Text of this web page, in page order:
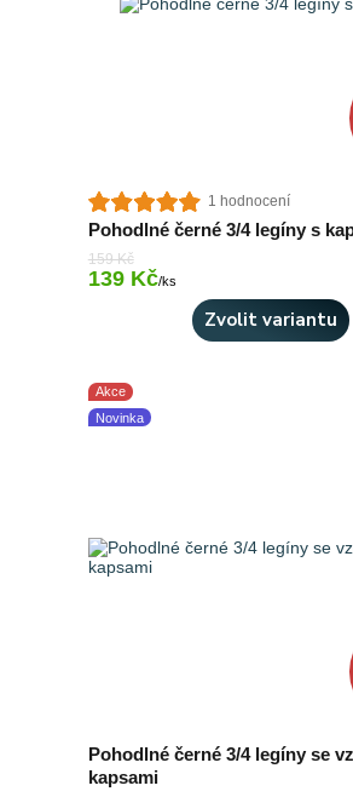
1 hodnocení
Pohodlné černé 3/4 legíny s
159 Kč
139 Kč/ks
Zvolit variantu
Akce
Novinka
Pohodlné černé 3/4 legíny se
kapsami